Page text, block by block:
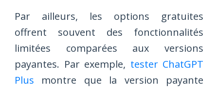
Par ailleurs, les options gratuites
offrent souvent des fonctionnalités
limitées comparées aux versions
payantes. Par exemple, tester ChatGPT
Plus montre que la version payante